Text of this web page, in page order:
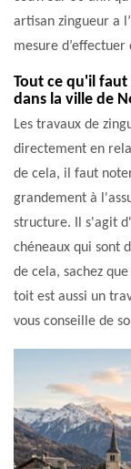
artisan zingueur a
mesure
Tout ce qu'il faut
dans la ville de
Les travaux de
directement en
de cela, il faut
grandement à
structure. Il s'agit
chéneaux qui sont
de cela, sachez
toit est aussi un
vous conseille de